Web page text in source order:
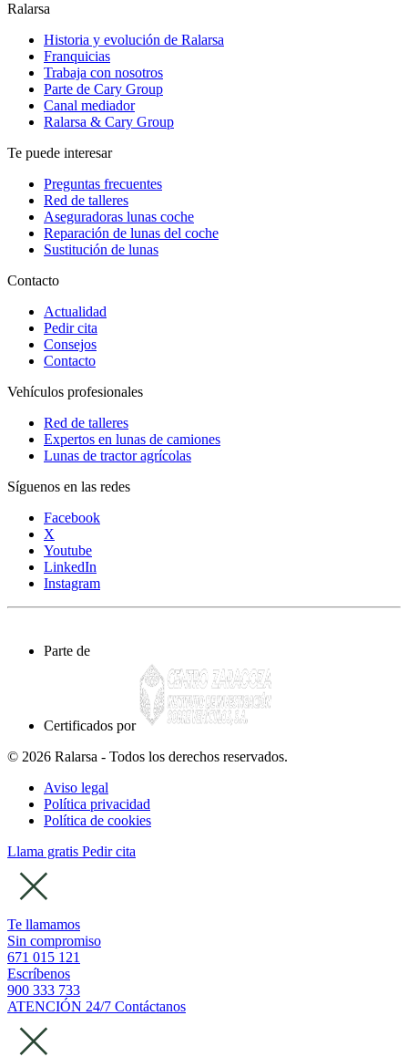
Ralarsa
Historia y evolución de Ralarsa
Franquicias
Trabaja con nosotros
Parte de Cary Group
Canal mediador
Ralarsa & Cary Group
Te puede interesar
Preguntas frecuentes
Red de talleres
Aseguradoras lunas coche
Reparación de lunas del coche
Sustitución de lunas
Contacto
Actualidad
Pedir cita
Consejos
Contacto
Vehículos profesionales
Red de talleres
Expertos en lunas de camiones
Lunas de tractor agrícolas
Síguenos en las redes
Facebook
X
Youtube
LinkedIn
Instagram
Parte de
Certificados por
© 2026 Ralarsa - Todos los derechos reservados.
Aviso legal
Política privacidad
Política de cookies
Llama gratis Pedir cita
Te llamamos
Sin compromiso
671 015 121
Escríbenos
900 333 733
ATENCIÓN 24/7 Contáctanos